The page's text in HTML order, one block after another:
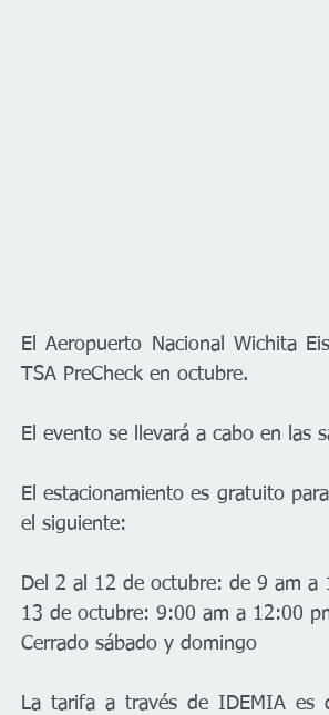
El Aeropuerto Nacional Wichita
TSA PreCheck en octubre.
El evento se llevará a cabo en las
El estacionamiento es gratuito
el siguiente:
Del 2 al 12 de octubre: de 9 am
13 de octubre: 9:00 am a 12:00
Cerrado sábado y domingo
La tarifa a través de IDEMIA es